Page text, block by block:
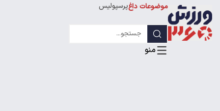
موضوعات داغپرسپولیس
لیگ قهرمانان